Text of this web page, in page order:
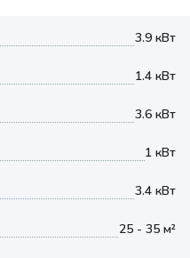
3.9 кВт
1.4 кВт
3.6 кВт
1 кВт
3.4 кВт
25 - 35 м²